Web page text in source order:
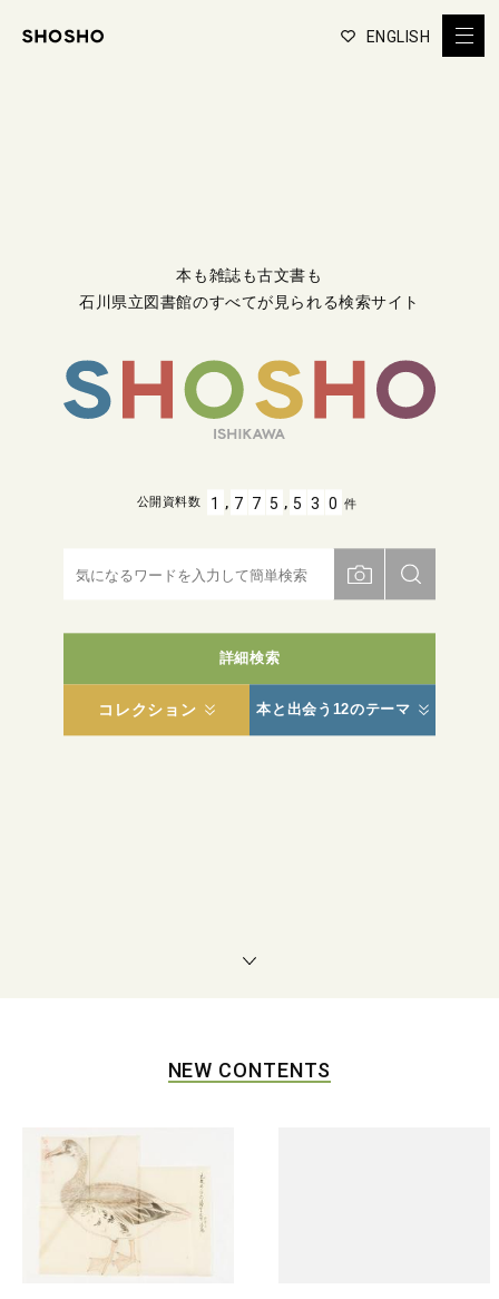
ENGLISH
本も雑誌も古文書も
石川県立図書館のすべてが見られる検索サイト
詳細検索
コレクション 本と出会う12のテーマ
公開資料数 1 , 7 7 5 , 5 3 0 件
NEW CONTENTS